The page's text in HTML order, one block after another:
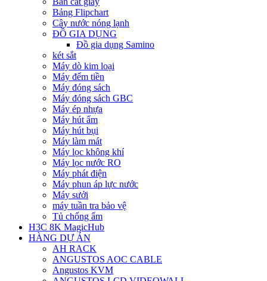
Bảng Flipchart
Cây nước nóng lạnh
ĐỒ GIA DỤNG
Đồ gia dụng Samino
két sắt
Máy dò kim loại
Máy đếm tiền
Máy đóng sách
Máy đóng sách GBC
Máy ép nhựa
Máy hút ẩm
Máy hút bụi
Máy làm mát
Máy lọc không khí
Máy lọc nước RO
Máy phát điện
Máy phun áp lực nước
Máy sưởi
máy tuần tra bảo vệ
Tủ chống ẩm
H3C 8K MagicHub
HÀNG DỰ ÁN
AH RACK
ANGUSTOS AOC CABLE
Angustos KVM